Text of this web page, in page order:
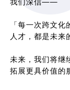
「每一次跨文
人才，都是未来
未来，我们将继
拓展更具价值的